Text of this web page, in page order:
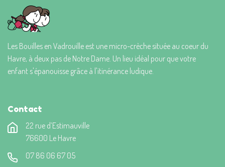
Les Bouilles en Vadrouille est une micro-crèche située au coeur du
Havre, à deux pas de Notre Dame. Un lieu idéal pour que votre
enfant s'épanouisse grâce à l'itinérance ludique.
Contact
22 rue d’Estimauville
76600 Le Havre
07 86 06 67 05